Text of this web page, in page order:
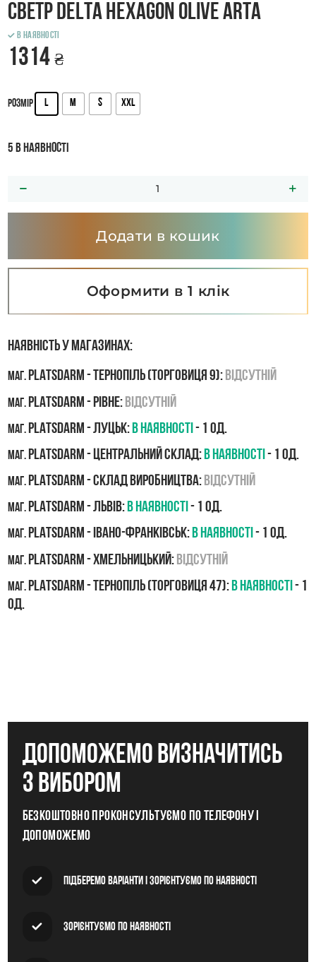
Светр Delta Hexagon Olive ARTA
В наявності
1314 ₴
Розмір L M S XXL
5 в наявності
Додати в кошик
Оформити в 1 клік
Наявність у магазинах:
маг.PLATSDARM - Тернопіль (Торговиця 9):Відсутній
маг.PLATSDARM - Рівне: Відсутній
маг.PLATSDARM - Луцьк:В наявності- 1 од.
маг.PLATSDARM - Центральний склад:В наявності- 1 од.
маг.PLATSDARM - Склад виробництва:Відсутній
маг.PLATSDARM - Львів:В наявності- 1 од.
маг.PLATSDARM - Івано-Франківськ:В наявності- 1 од.
маг.PLATSDARM - Хмельницький:Відсутній
маг.PLATSDARM - Тернопіль (Торговиця 47):В наявності- 1
од.
допоможемо визначитись
з вибором
Безкоштовно проконсультуємо по телефону і
допоможемо
Підберемо варіанти і зорієнтуємо по наявності
Зорієнтуємо по наявності